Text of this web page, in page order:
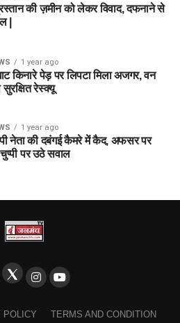
की ज़मीन को लेकर विवाद, दफनाने से
|
1 year ago
घाट किनारे पेड़ पर लिपटा मिला अजगर, वन
सुरक्षित रेस्क्यू
1 year ago
नेता की दबंगई कैमरे में कैद, अफसर पर
पर उठे सवाल
POLICY TERMS AND CONDITION